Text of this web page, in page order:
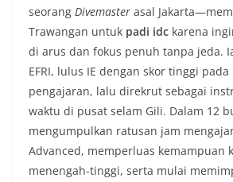
seorang Divemaster asal
Trawangan untuk padi idc karena
di arus dan fokus penuh tanpa jeda.
EFRI, lulus IE dengan skor tinggi
pengajaran, lalu direkrut sebagai
waktu di pusat selam Gili. Dalam 12
mengumpulkan ratusan jam
Advanced, memperluas kemampuan
menengah-tinggi, serta mulai